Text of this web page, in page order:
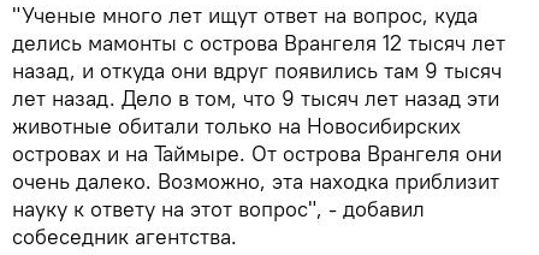
"Ученые много лет ищут ответ на вопрос, куда
делись мамонты с острова Врангеля 12 тысяч лет
назад, и откуда они вдруг появились там 9 тысяч
лет назад. Дело в том, что 9 тысяч лет назад эти
животные обитали только на Новосибирских
островах и на Таймыре. От острова Врангеля они
очень далеко. Возможно, эта находка приблизит
науку к ответу на этот вопрос", - добавил
собеседник агентства.